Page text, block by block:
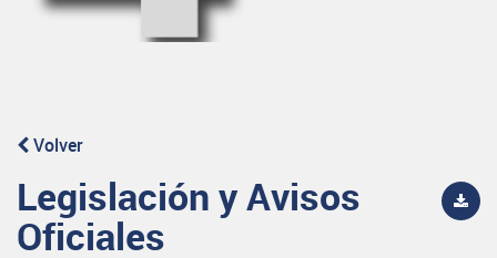
Volver
Legislación y Avisos
Oficiales